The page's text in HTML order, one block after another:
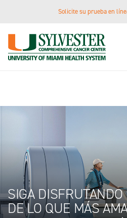
to
Main
Important Information
Solicite su prueba en
SIGA DISFRUTANDO
DE LO QUE MÁS